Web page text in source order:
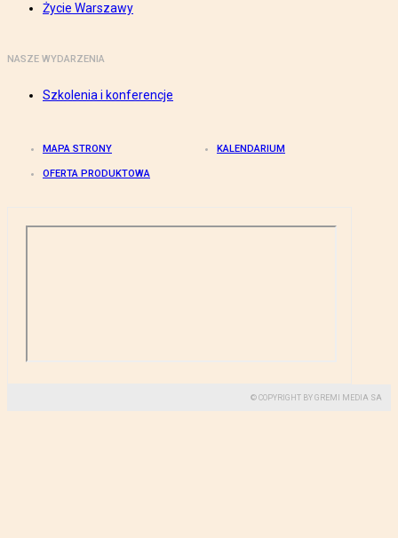
Życie Warszawy
NASZE WYDARZENIA
Szkolenia i konferencje
MAPA STRONY KALENDARIUM
OFERTA PRODUKTOWA
© COPYRIGHT BY GREMI MEDIA SA